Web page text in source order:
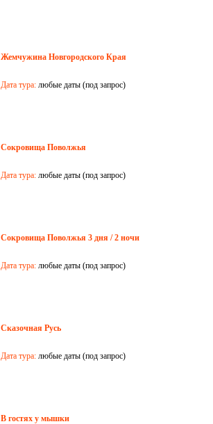
Жемчужина Новгородского Края
Дата тура: любые даты (под запрос)
Сокровища Поволжья
Дата тура: любые даты (под запрос)
Сокровища Поволжья 3 дня / 2 ночи
Дата тура: любые даты (под запрос)
Сказочная Русь
Дата тура: любые даты (под запрос)
В гостях у мышки